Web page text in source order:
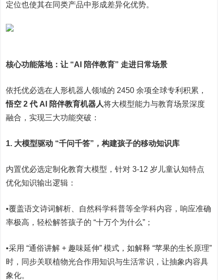
定位也使其在同类产品中形成差异化优势。
核心功能落地：让 “AI 陪伴教育” 走进日常场景
依托优必选在人形机器人领域的 2450 余项全球专利积累，
悟空 2 代 AI 陪伴教育机器人将大模型能力与教育场景深度
融合，实现三大功能突破：
1. 大模型驱动 “千问千答”，构建孩子的移动知识库
内置优必选定制化教育大模型，针对 3-12 岁儿童认知特点
优化知识输出逻辑：
•覆盖语文诗词解析、自然科学科普等全学科内容，响应准确
率极高，轻松解答孩子的 “十万个为什么”；
•采用 “通俗讲解 + 趣味延伸” 模式，如解释 “苹果的生长原理”
时，同步关联植物光合作用知识与生活常识，让抽象内容具
象化。